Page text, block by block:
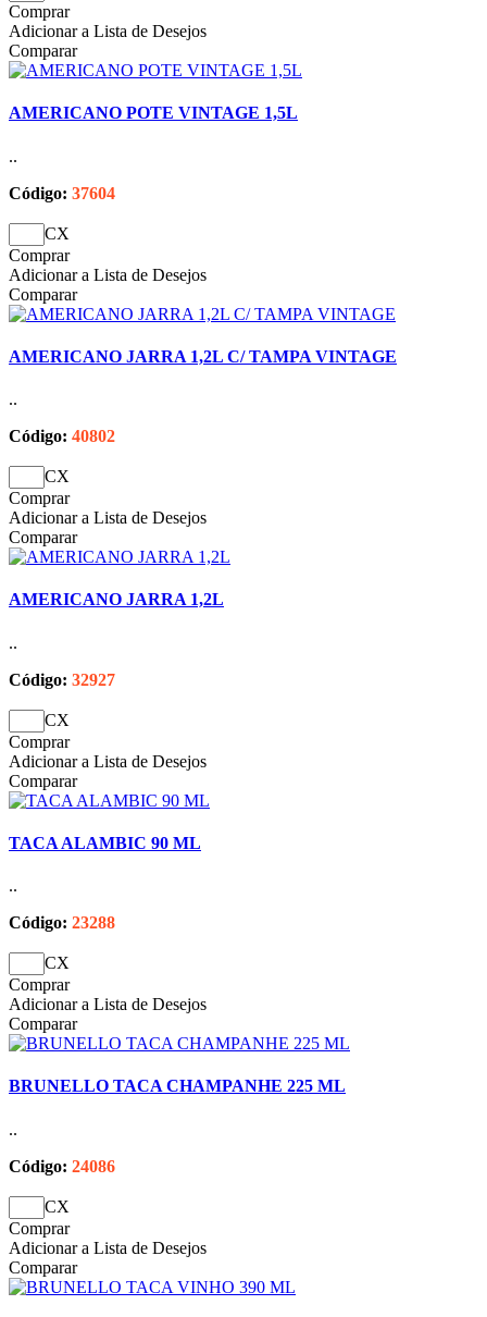
Comprar
Adicionar a Lista de Desejos
Comparar
AMERICANO POTE VINTAGE 1,5L
..
Código: 37604
CX
Comprar
Adicionar a Lista de Desejos
Comparar
AMERICANO JARRA 1,2L C/ TAMPA VINTAGE
..
Código: 40802
CX
Comprar
Adicionar a Lista de Desejos
Comparar
AMERICANO JARRA 1,2L
..
Código: 32927
CX
Comprar
Adicionar a Lista de Desejos
Comparar
TACA ALAMBIC 90 ML
..
Código: 23288
CX
Comprar
Adicionar a Lista de Desejos
Comparar
BRUNELLO TACA CHAMPANHE 225 ML
..
Código: 24086
CX
Comprar
Adicionar a Lista de Desejos
Comparar